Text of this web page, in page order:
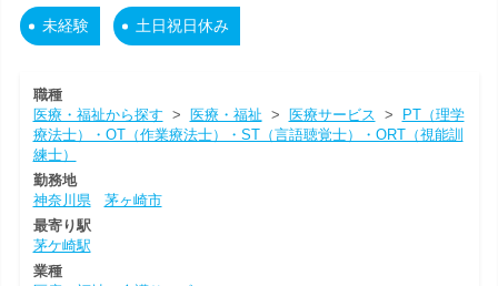
未経験 土日祝日休み
職種
医療・福祉から探す > 医療・福祉 > 医療サービス >
PT（理学
療法士）・OT（作業療法士）・ST（言語聴覚士）・ORT（視能訓
練士）
勤務地
神奈川県
茅ヶ崎市
最寄り駅
茅ケ崎駅
業種